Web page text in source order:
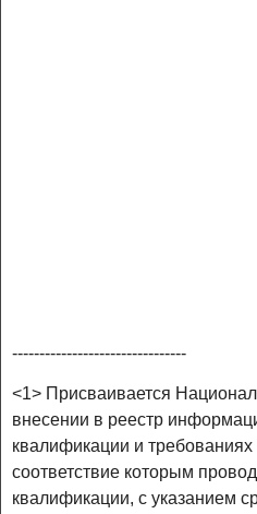
--------------------------------
<1> Присваивается
внесении в реестр
квалификации и
соответствие которым
квалификации, с указанием